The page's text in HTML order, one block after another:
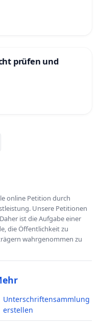
prüfen und
online Petition durch
Unsere Petitionen
ist die Aufgabe einer
die Öffentlichkeit zu
wahrgenommen zu
Unterschriftensammlung
erstellen